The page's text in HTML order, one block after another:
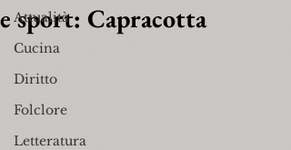
Attualità
Cucina
Diritto
Folclore
Letteratura
e sport: Capracotta